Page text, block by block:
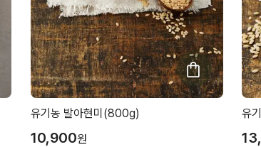
유기농 발아현미(800g)
10,900원
유